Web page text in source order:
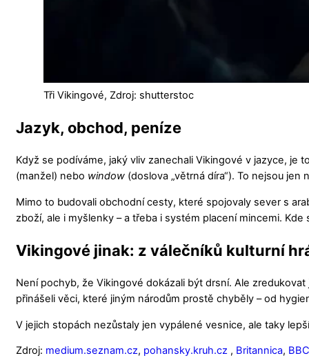
Tři Vikingové, Zdroj: shutterstoc
Jazyk, obchod, peníze
Když se podíváme, jaký vliv zanechali Vikingové v jazyce, je
(manžel) nebo window (doslova „větrná díra“). To nejsou
Mimo to budovali obchodní cesty, které spojovaly sever s
zboží, ale i myšlenky – a třeba i systém placení mincemi.
Vikingové jinak: z válečníků kulturní
Není pochyb, že Vikingové dokázali být drsní. Ale
přinášeli věci, které jiným národům prostě chyběly – od
V jejich stopách nezůstaly jen vypálené vesnice, ale taky
Zdroj: medium.seznam.cz, pohansky.kruh.cz , Britannica, BBC